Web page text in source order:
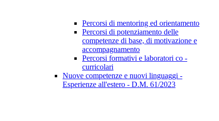
Percorsi di mentoring ed orientamento
Percorsi di potenziamento delle
competenze di base, di motivazione e
accompagnamento
Percorsi formativi e laboratori co -
curricolari
Nuove competenze e nuovi linguaggi -
Esperienze all'estero - D.M. 61/2023